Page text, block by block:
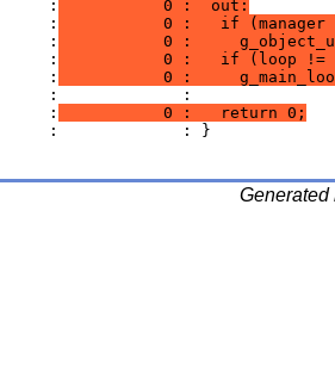
:
           0 :  out:
:
0 :   if (manager
:
0 :
:
0 :   if (loop !=
:
0 :
:             :
:
           0 :   return 0;
:             : }